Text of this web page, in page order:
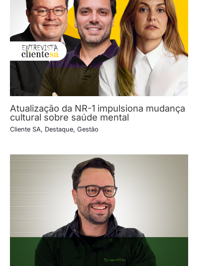
Atualização da NR-1 impulsiona mudança
cultural sobre saúde mental
Cliente SA, Destaque, Gestão